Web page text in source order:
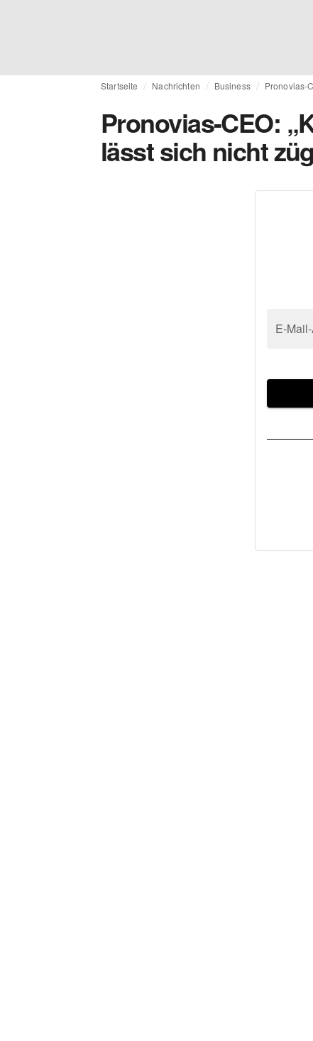
Startseite Nachrichten Business Pronovias-
Pronovias-CEO:
lässt sich nicht
E-